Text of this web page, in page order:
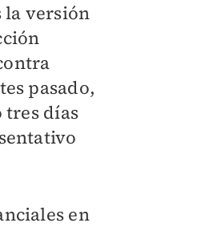
la versión
pasado,
tres días
en